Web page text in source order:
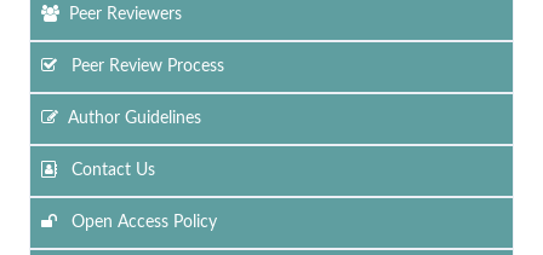
Peer Reviewers
Peer Review Process
Author Guidelines
Contact Us
Open Access Policy